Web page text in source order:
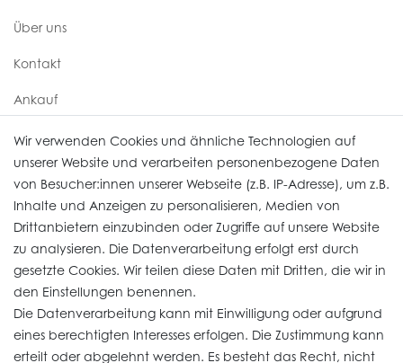
Über uns
Kontakt
Ankauf
Uhren Service
Vertrag widerrufen
Informationen
Widerrufs­recht
Wir verwenden Cookies und ähnliche Technologien auf
unserer Website und verarbeiten personenbezogene Daten
von Besucher:innen unserer Webseite (z.B. IP-Adresse), um z.B.
Inhalte und Anzeigen zu personalisieren, Medien von
Drittanbietern einzubinden oder Zugriffe auf unsere Website
zu analysieren. Die Datenverarbeitung erfolgt erst durch
gesetzte Cookies. Wir teilen diese Daten mit Dritten, die wir in
den Einstellungen benennen.
Die Datenverarbeitung kann mit Einwilligung oder aufgrund
eines berechtigten Interesses erfolgen. Die Zustimmung kann
erteilt oder abgelehnt werden. Es besteht das Recht, nicht